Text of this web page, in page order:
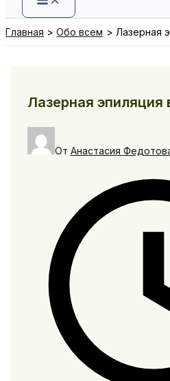
Главная Обо всем Лазерная
Лазерная эпиляция
От Анастасия